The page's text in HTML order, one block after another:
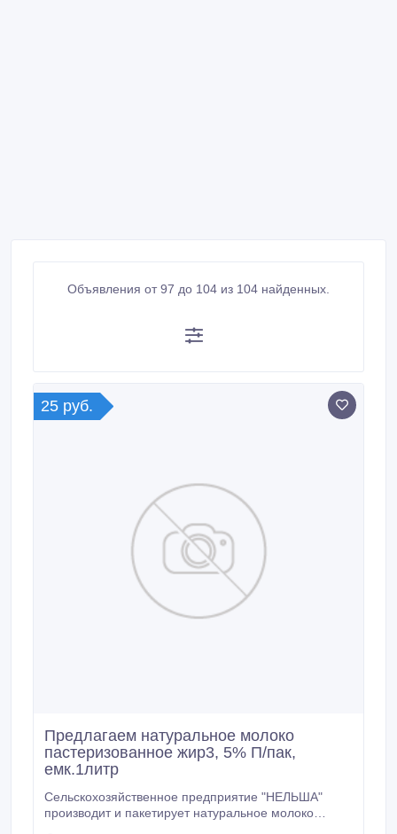
Объявления от 97 до 104 из 104 найденных.
25 руб.
Предлагаем натуральное молоко
пастеризованное жир3, 5% П/пак,
емк.1литр
Сельскохозяйственное предприятие "НЕЛЬША"
производит и пакетирует натуральное молоко